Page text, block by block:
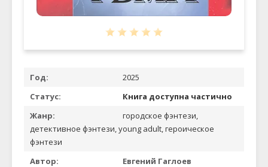
Год:
2025
Статус:
Книга доступна частично
Жанр:
городское фэнтези,
детективное фэнтези, young adult, героическое
фэнтези
Автор:
Евгений Гаглоев